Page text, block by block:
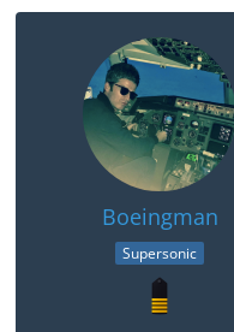
Boeingman
Supersonic